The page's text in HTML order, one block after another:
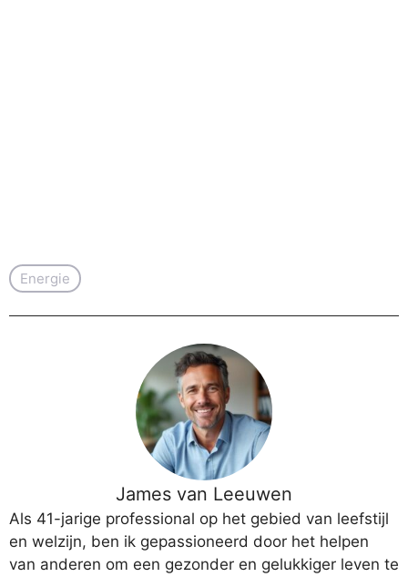
Energie
James van Leeuwen
Als 41-jarige professional op het gebied van leefstijl
en welzijn, ben ik gepassioneerd door het helpen
van anderen om een gezonder en gelukkiger leven te